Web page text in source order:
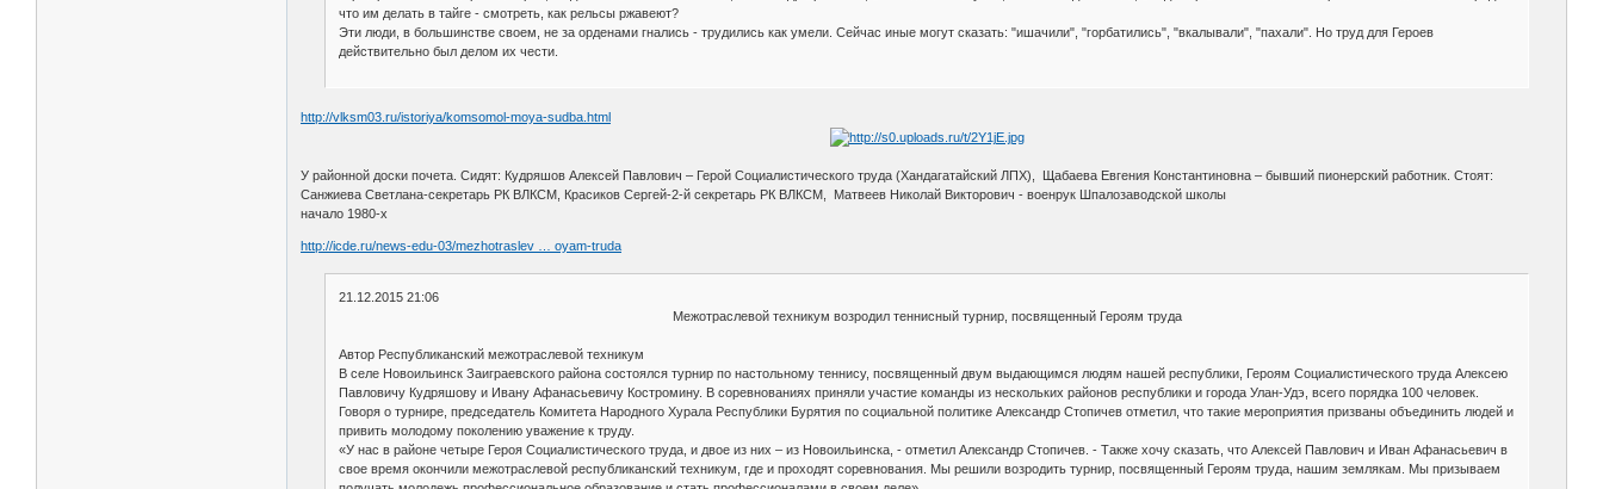
что им делать в тайге - смотреть, как рельсы ржавеют?
Эти люди, в большинстве своем, не за орденами гнались - трудились как умели. Сейчас иные могут сказать: "ишачили", "горбатились", "вкалывали", "пахали". Но труд для Героев
действительно был делом их чести.
http://vlksm03.ru/istoriya/komsomol-moya-sudba.html
У районной доски почета. Сидят: Кудряшов Алексей Павлович – Герой Социалистического труда (Хандагатайский ЛПХ), Щабаева Евгения Константиновна – бывший пионерский работник. Стоят:
Санжиева Светлана-секретарь РК ВЛКСМ, Красиков Сергей-2-й секретарь РК ВЛКСМ, Матвеев Николай Викторович - военрук Шпалозаводской школы
начало 1980-х
http://icde.ru/news-edu-03/mezhotraslev … oyam-truda
21.12.2015 21:06
Межотраслевой техникум возродил теннисный турнир, посвященный Героям труда
Автор Республиканский межотраслевой техникум
В селе Новоильинск Заиграевского района состоялся турнир по настольному теннису, посвященный двум выдающимся людям нашей республики, Героям Социалистического труда Алексею
Павловичу Кудряшову и Ивану Афанасьевичу Костромину. В соревнованиях приняли участие команды из нескольких районов республики и города Улан-Удэ, всего порядка 100 человек.
Говоря о турнире, председатель Комитета Народного Хурала Республики Бурятия по социальной политике Александр Стопичев отметил, что такие мероприятия призваны объединить людей и
привить молодому поколению уважение к труду.
«У нас в районе четыре Героя Социалистического труда, и двое из них – из Новоильинска, - отметил Александр Стопичев. - Также хочу сказать, что Алексей Павлович и Иван Афанасьевич в
свое время окончили межотраслевой республиканский техникум, где и проходят соревнования. Мы решили возродить турнир, посвященный Героям труда, нашим землякам. Мы призываем